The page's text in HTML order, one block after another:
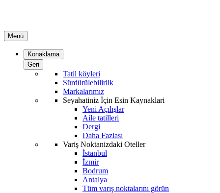
Menü
Konaklama
Geri
Tatil köyleri
Sürdürülebilirlik
Markalarımız
Seyahatiniz İçin Esin Kaynaklari
Yeni Açılışlar
Aile tatilleri
Dergi
Daha Fazlası
Variş Noktanizdaki Oteller
İstanbul
İzmir
Bodrum
Antalya
Tüm varış noktalarını görün